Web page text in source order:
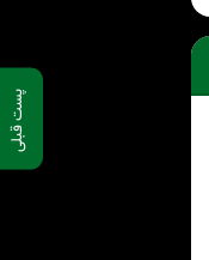
پست قبلی